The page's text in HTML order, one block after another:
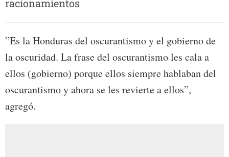
racionamientos
”Es la Honduras del oscurantismo y el gobierno de
la oscuridad. La frase del oscurantismo les cala a
ellos (gobierno) porque ellos siempre hablaban del
oscurantismo y ahora se les revierte a ellos”,
agregó.